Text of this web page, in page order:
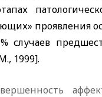
проявления
случаев
1999].